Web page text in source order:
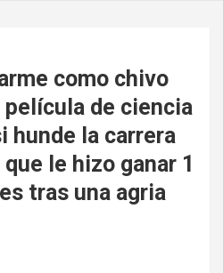
como chivo
de ciencia
hunde la carrera
le hizo ganar 1
tras una agria